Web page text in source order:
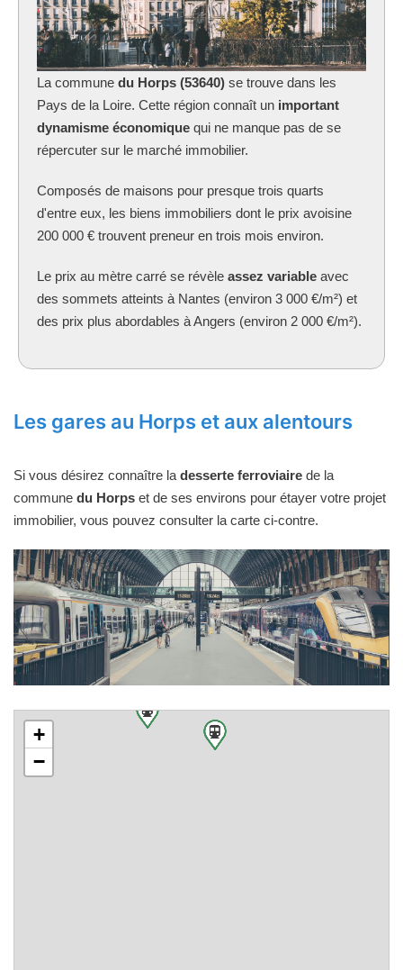
La commune du Horps (53640) se trouve dans les
Pays de la Loire. Cette région connaît un important
dynamisme économique qui ne manque pas de se
répercuter sur le marché immobilier.
Composés de maisons pour presque trois quarts
d'entre eux, les biens immobiliers dont le prix avoisine
200 000 € trouvent preneur en trois mois environ.
Le prix au mètre carré se révèle assez variable avec
des sommets atteints à Nantes (environ 3 000 €/m²) et
des prix plus abordables à Angers (environ 2 000 €/m²).
Les gares au Horps et aux alentours
Si vous désirez connaître la desserte ferroviaire de la
commune du Horps et de ses environs pour étayer votre projet
immobilier, vous pouvez consulter la carte ci-contre.
+
−